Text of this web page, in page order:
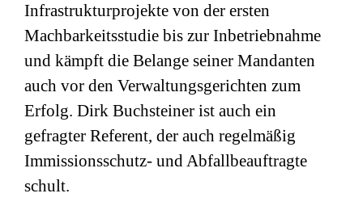
Infrastrukturprojekte von der ersten
Machbarkeitsstudie bis zur Inbetriebnahme
und kämpft die Belange seiner Mandanten
auch vor den Verwaltungsgerichten zum
Erfolg. Dirk Buchsteiner ist auch ein
gefragter Referent, der auch regelmäßig
Immissionsschutz- und Abfallbeauftragte
schult.